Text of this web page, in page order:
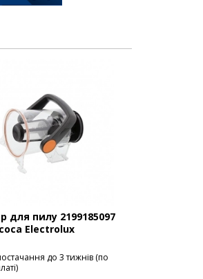
для пилу 2199185097
Electrolux
до 3 тижнів (по